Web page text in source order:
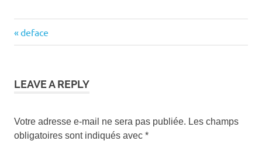
Navigation
l’article
Previous
Post:
deface
LEAVE A REPLY
Votre adresse e-mail ne sera pas publiée. Les champs
obligatoires sont indiqués avec *